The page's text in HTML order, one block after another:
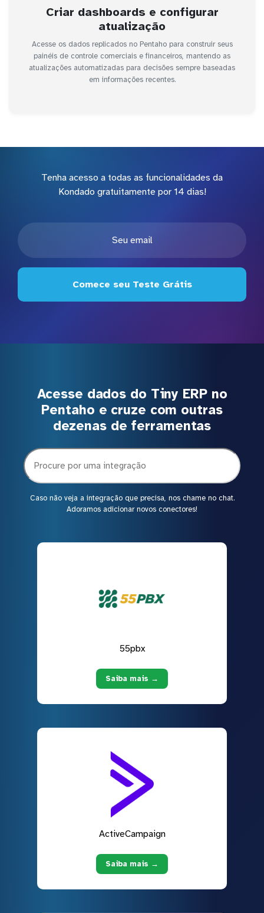
Criar dashboards e configurar
atualização
Acesse os dados replicados no Pentaho para construir seus
painéis de controle comerciais e financeiros, mantendo as
atualizações automatizadas para decisões sempre baseadas
em informações recentes.
Tenha acesso a todas as funcionalidades da
Kondado gratuitamente por 14 dias!
Comece seu Teste Grátis
Acesse dados do Tiny ERP no
Pentaho e cruze com outras
dezenas de ferramentas
Caso não veja a integração que precisa, nos chame no chat.
Adoramos adicionar novos conectores!
55pbx
Saiba mais →
ActiveCampaign
Saiba mais →